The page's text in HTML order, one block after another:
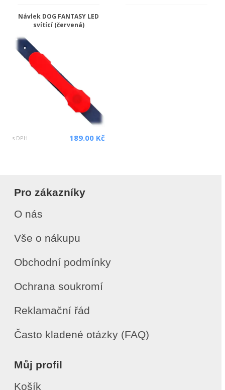
Návlek DOG FANTASY LED
svítící (červená)
s DPH 189.00 Kč
Pro zákazníky
O nás
Vše o nákupu
Obchodní podmínky
Ochrana soukromí
Reklamační řád
Často kladené otázky (FAQ)
Můj profil
Košík